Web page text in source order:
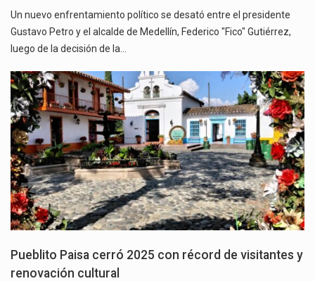
Un nuevo enfrentamiento político se desató entre el presidente
Gustavo Petro y el alcalde de Medellín, Federico "Fico" Gutiérrez,
luego de la decisión de la…
Pueblito Paisa cerró 2025 con récord de visitantes y
renovación cultural